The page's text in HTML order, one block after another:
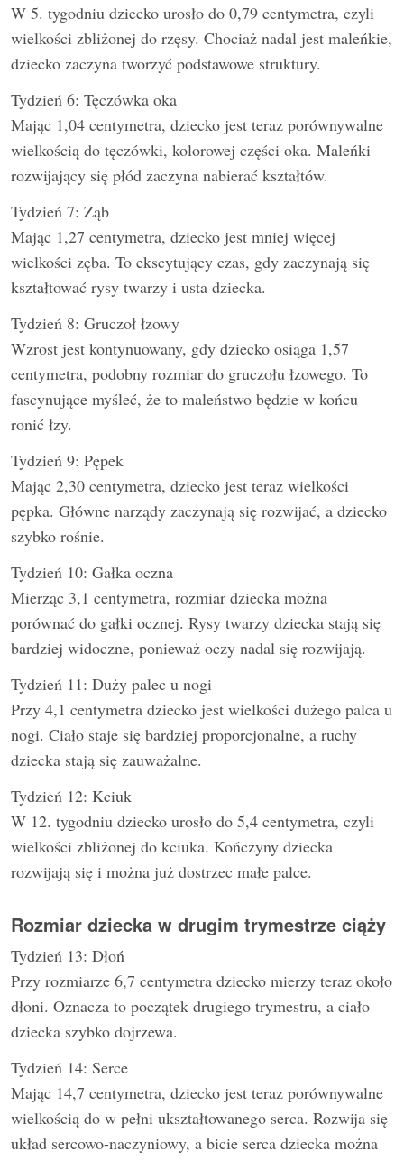
W 5. tygodniu dziecko urosło do 0,79 centymetra, czyli
wielkości zbliżonej do rzęsy. Chociaż nadal jest maleńkie,
dziecko zaczyna tworzyć podstawowe struktury.
Tydzień 6: Tęczówka oka
Mając 1,04 centymetra, dziecko jest teraz porównywalne
wielkością do tęczówki, kolorowej części oka. Maleńki
rozwijający się płód zaczyna nabierać kształtów.
Tydzień 7: Ząb
Mając 1,27 centymetra, dziecko jest mniej więcej
wielkości zęba. To ekscytujący czas, gdy zaczynają się
kształtować rysy twarzy i usta dziecka.
Tydzień 8: Gruczoł łzowy
Wzrost jest kontynuowany, gdy dziecko osiąga 1,57
centymetra, podobny rozmiar do gruczołu łzowego. To
fascynujące myśleć, że to maleństwo będzie w końcu
ronić łzy.
Tydzień 9: Pępek
Mając 2,30 centymetra, dziecko jest teraz wielkości
pępka. Główne narządy zaczynają się rozwijać, a dziecko
szybko rośnie.
Tydzień 10: Gałka oczna
Mierząc 3,1 centymetra, rozmiar dziecka można
porównać do gałki ocznej. Rysy twarzy dziecka stają się
bardziej widoczne, ponieważ oczy nadal się rozwijają.
Tydzień 11: Duży palec u nogi
Przy 4,1 centymetra dziecko jest wielkości dużego palca u
nogi. Ciało staje się bardziej proporcjonalne, a ruchy
dziecka stają się zauważalne.
Tydzień 12: Kciuk
W 12. tygodniu dziecko urosło do 5,4 centymetra, czyli
wielkości zbliżonej do kciuka. Kończyny dziecka
rozwijają się i można już dostrzec małe palce.
Rozmiar dziecka w drugim trymestrze ciąży
Tydzień 13: Dłoń
Przy rozmiarze 6,7 centymetra dziecko mierzy teraz około
dłoni. Oznacza to początek drugiego trymestru, a ciało
dziecka szybko dojrzewa.
Tydzień 14: Serce
Mając 14,7 centymetra, dziecko jest teraz porównywalne
wielkością do w pełni ukształtowanego serca. Rozwija się
układ sercowo-naczyniowy, a bicie serca dziecka można